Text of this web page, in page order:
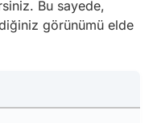
Bu sayede,
görünümü elde